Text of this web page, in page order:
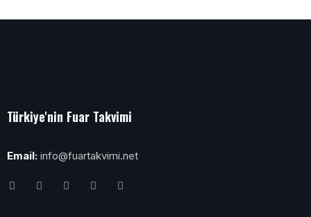
Türkiye'nin Fuar Takvimi
Email: info@fuartakvimi.net